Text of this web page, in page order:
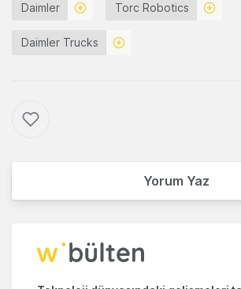
Daimler Torc Robotics
Daimler Trucks
Yorum Yaz